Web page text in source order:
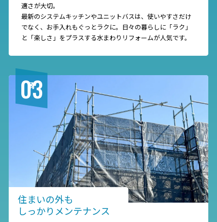
適さが大切。
最新のシステムキッチンやユニットバスは、使いやすさだけ
でなく、お手入れもぐっとラクに。日々の暮らしに「ラク」
と「楽しさ」をプラスする水まわりリフォームが人気です。
03
住まいの外も
しっかりメンテナンス